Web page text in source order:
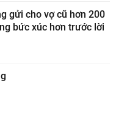
gửi cho vợ cũ hơn 200
bức xúc hơn trước lời